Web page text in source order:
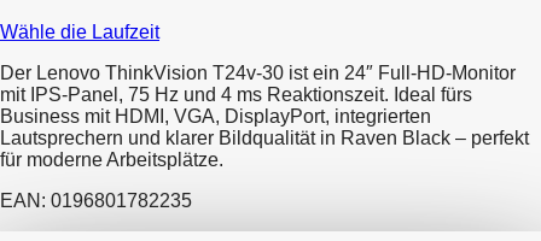
bis
18.44€
Wähle die Laufzeit
Der Lenovo ThinkVision T24v-30 ist ein 24″ Full-HD-Monitor
mit IPS-Panel, 75 Hz und 4 ms Reaktionszeit. Ideal fürs
Business mit HDMI, VGA, DisplayPort, integrierten
Lautsprechern und klarer Bildqualität in Raven Black – perfekt
für moderne Arbeitsplätze.
EAN: 0196801782235